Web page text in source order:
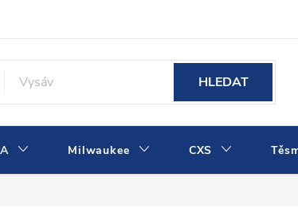
HLEDAT
Milwaukee CXS